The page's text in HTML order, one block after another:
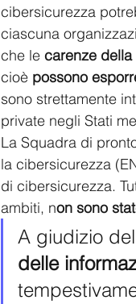
cibersicurezza
ciascuna
che le carenze
cioè possono
sono strettamente
private negli Stati
La Squadra di
la cibersicurezza
di cibersicurezza.
ambiti, non sono
A giudizio
delle